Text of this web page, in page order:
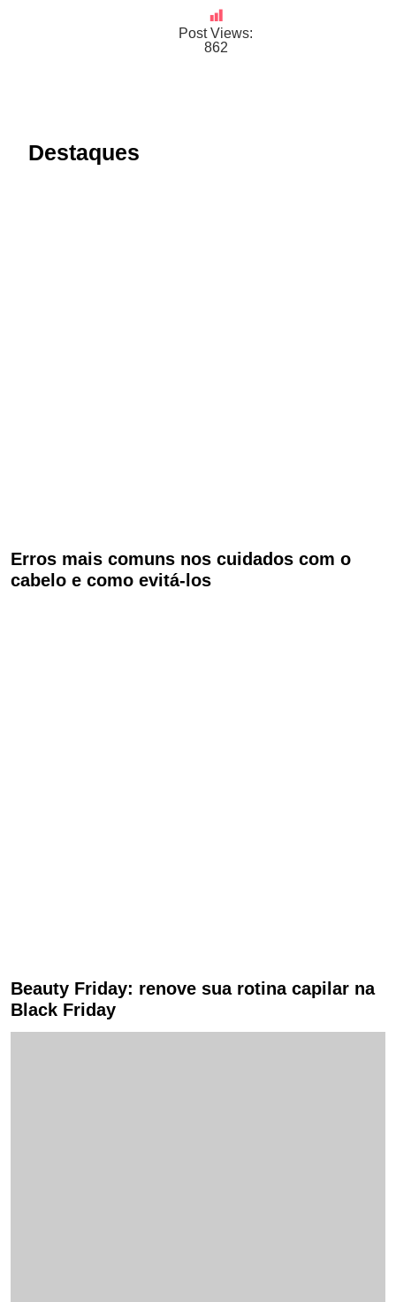
Post Views:
862
Destaques
Erros mais comuns nos cuidados com o
cabelo e como evitá-los
Beauty Friday: renove sua rotina capilar na
Black Friday